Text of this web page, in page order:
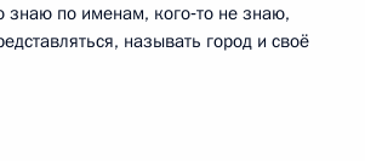
знаю по именам, кого‑то не знаю,
называть город и своё